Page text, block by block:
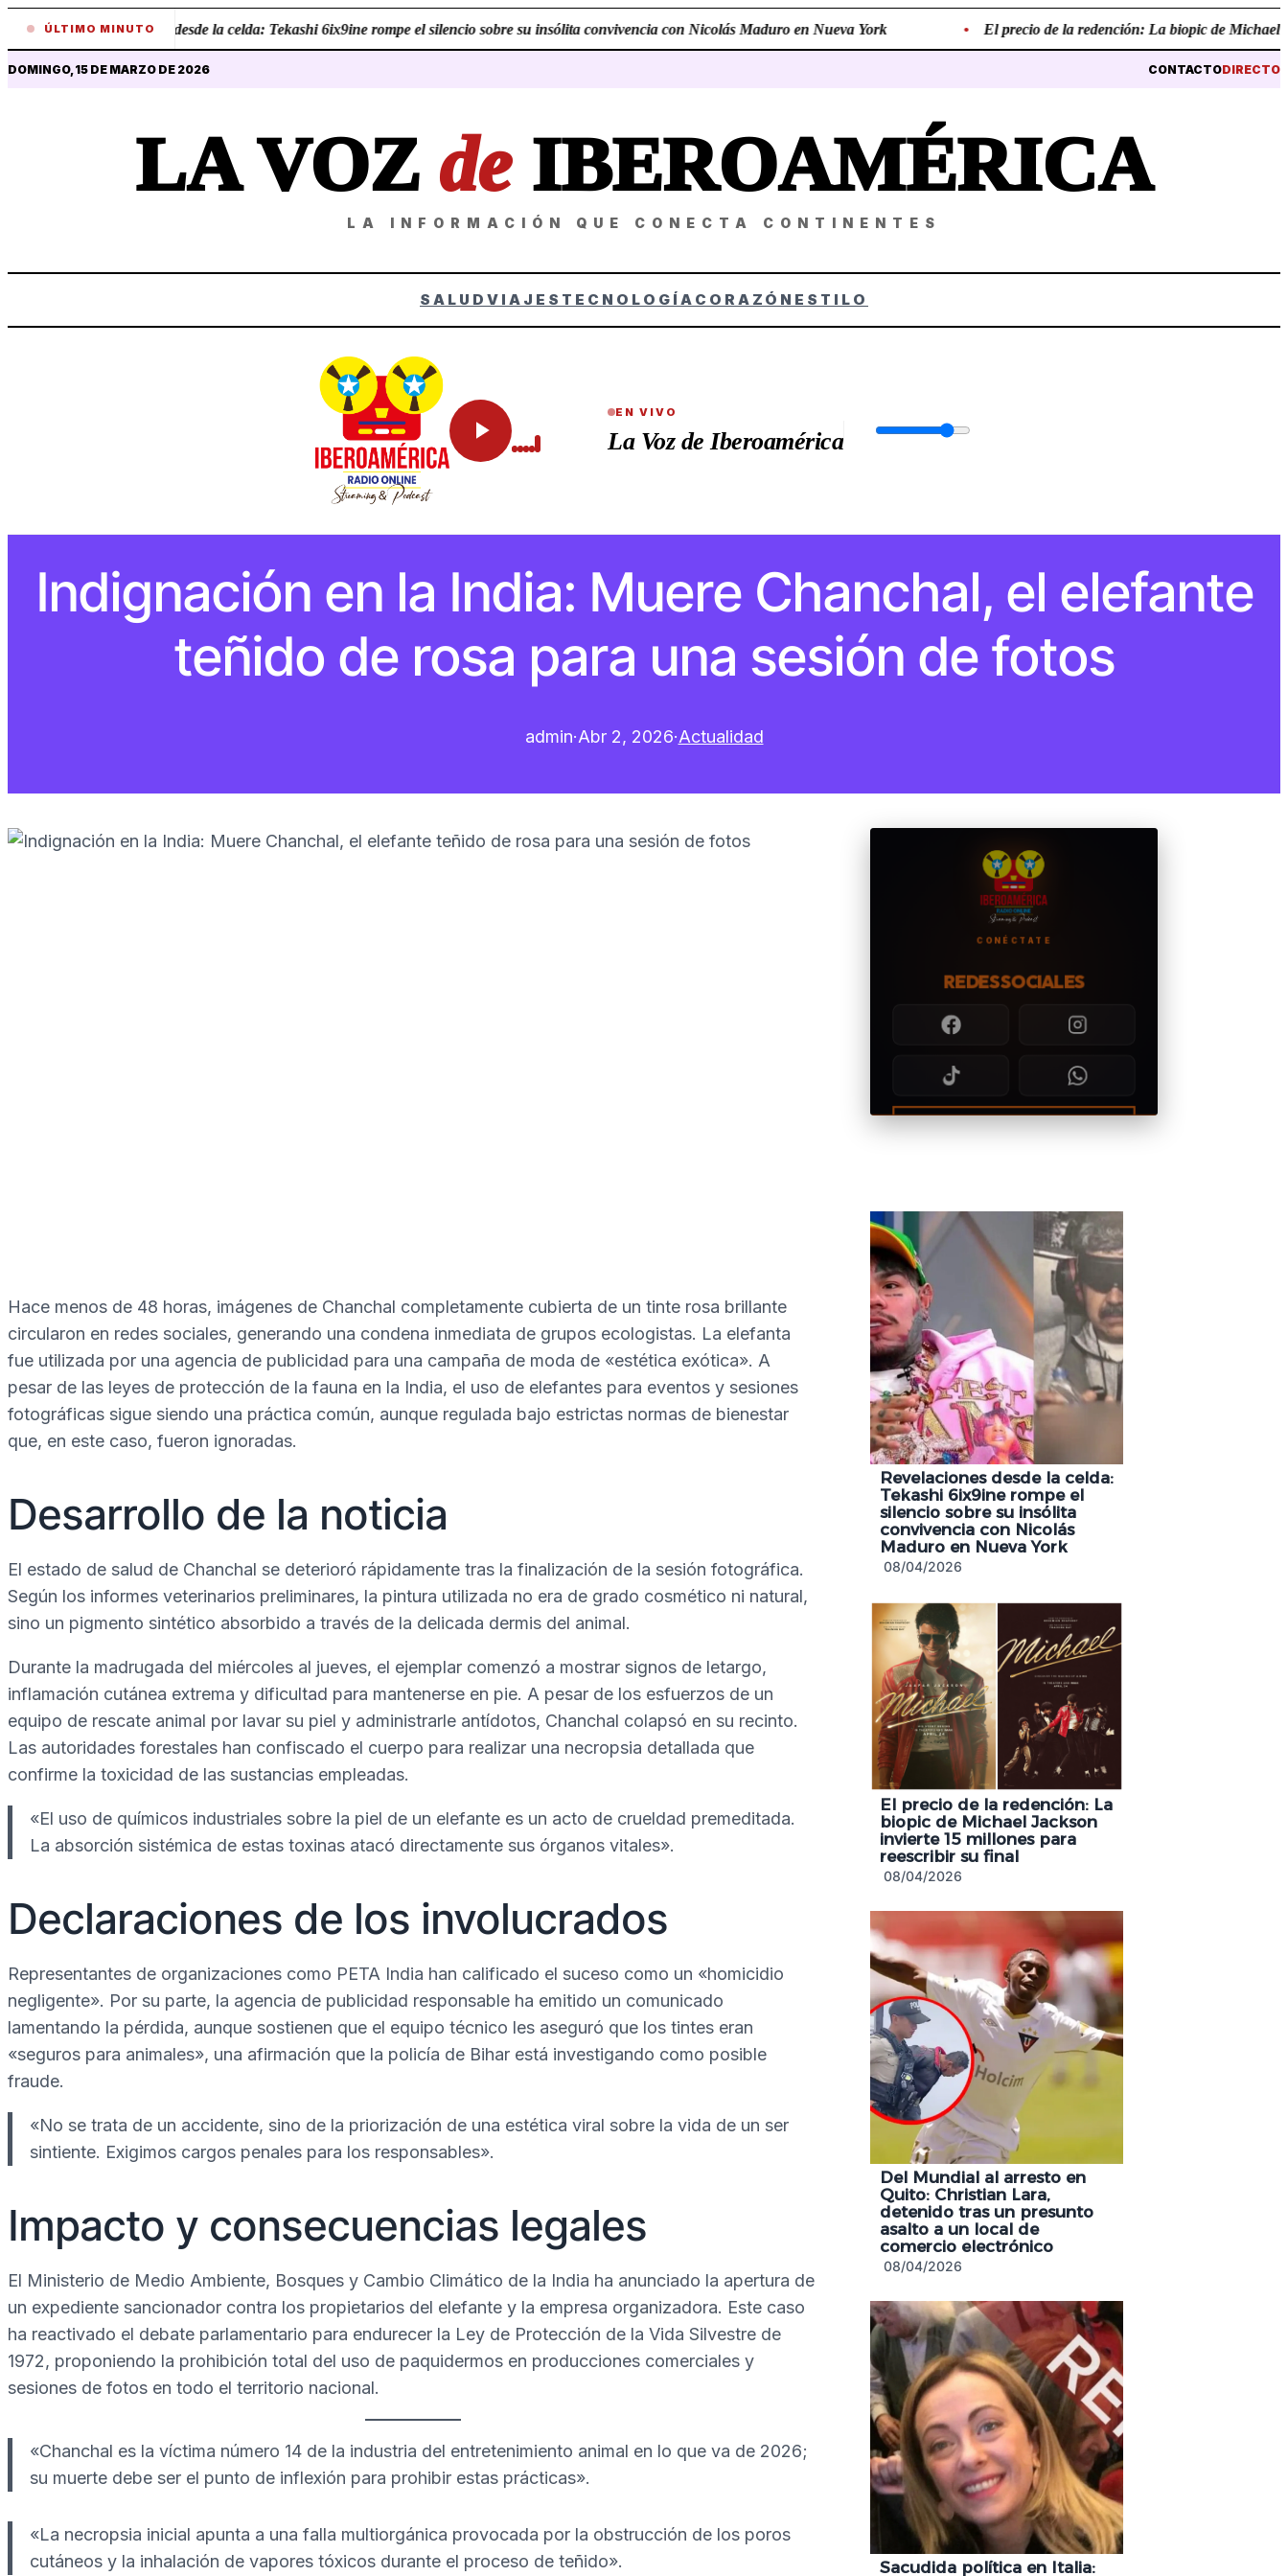
ÚLTIMO MINUTO
• Revelaciones desde la celda: Tekashi 6ix9ine rompe el silencio sobre su insólita convivencia con Nicolás Maduro en Nueva York El precio de la redención: La biopic de Michael
DOMINGO, 15 DE MARZO DE 2026 CONTACTODIRECTO
LA VOZ deIBEROAMÉRICA
LA INFORMACIÓN QUE CONECTA CONTINENTES
SALUD VIAJES TECNOLOGÍA CORAZÓN ESTILO
EN VIVO
La Voz de Iberoamérica
Indignación en la India: Muere Chanchal, el elefante
teñido de rosa para una sesión de fotos
admin·Abr 2, 2026·Actualidad
Hace menos de 48 horas, imágenes de Chanchal completamente cubierta de un tinte rosa brillante
circularon en redes sociales, generando una condena inmediata de grupos ecologistas. La elefanta
fue utilizada por una agencia de publicidad para una campaña de moda de «estética exótica». A
pesar de las leyes de protección de la fauna en la India, el uso de elefantes para eventos y sesiones
fotográficas sigue siendo una práctica común, aunque regulada bajo estrictas normas de bienestar
que, en este caso, fueron ignoradas.
Desarrollo de la noticia
El estado de salud de Chanchal se deterioró rápidamente tras la finalización de la sesión fotográfica.
Según los informes veterinarios preliminares, la pintura utilizada no era de grado cosmético ni natural,
sino un pigmento sintético absorbido a través de la delicada dermis del animal.
Durante la madrugada del miércoles al jueves, el ejemplar comenzó a mostrar signos de letargo,
inflamación cutánea extrema y dificultad para mantenerse en pie. A pesar de los esfuerzos de un
equipo de rescate animal por lavar su piel y administrarle antídotos, Chanchal colapsó en su recinto.
Las autoridades forestales han confiscado el cuerpo para realizar una necropsia detallada que
confirme la toxicidad de las sustancias empleadas.
«El uso de químicos industriales sobre la piel de un elefante es un acto de crueldad premeditada.
La absorción sistémica de estas toxinas atacó directamente sus órganos vitales».
Declaraciones de los involucrados
Representantes de organizaciones como PETA India han calificado el suceso como un «homicidio
negligente». Por su parte, la agencia de publicidad responsable ha emitido un comunicado
lamentando la pérdida, aunque sostienen que el equipo técnico les aseguró que los tintes eran
«seguros para animales», una afirmación que la policía de Bihar está investigando como posible
fraude.
«No se trata de un accidente, sino de la priorización de una estética viral sobre la vida de un ser
sintiente. Exigimos cargos penales para los responsables».
Impacto y consecuencias legales
El Ministerio de Medio Ambiente, Bosques y Cambio Climático de la India ha anunciado la apertura de
un expediente sancionador contra los propietarios del elefante y la empresa organizadora. Este caso
ha reactivado el debate parlamentario para endurecer la Ley de Protección de la Vida Silvestre de
1972, proponiendo la prohibición total del uso de paquidermos en producciones comerciales y
sesiones de fotos en todo el territorio nacional.
«Chanchal es la víctima número 14 de la industria del entretenimiento animal en lo que va de 2026;
su muerte debe ser el punto de inflexión para prohibir estas prácticas».
«La necropsia inicial apunta a una falla multiorgánica provocada por la obstrucción de los poros
cutáneos y la inhalación de vapores tóxicos durante el proceso de teñido».
CONÉCTATE
REDES SOCIALES
CONTACTAR
Revelaciones desde la celda:
Tekashi 6ix9ine rompe el
silencio sobre su insólita
convivencia con Nicolás
Maduro en Nueva York
08/04/2026
El precio de la redención: La
biopic de Michael Jackson
invierte 15 millones para
reescribir su final
08/04/2026
Del Mundial al arresto en
Quito: Christian Lara,
detenido tras un presunto
asalto a un local de
comercio electrónico
08/04/2026
Sacudida política en Italia: